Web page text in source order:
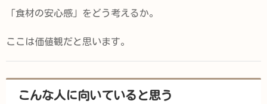
「食材の安心感」をどう考えるか。
ここは価値観だと思います。
こんな人に向いていると思う